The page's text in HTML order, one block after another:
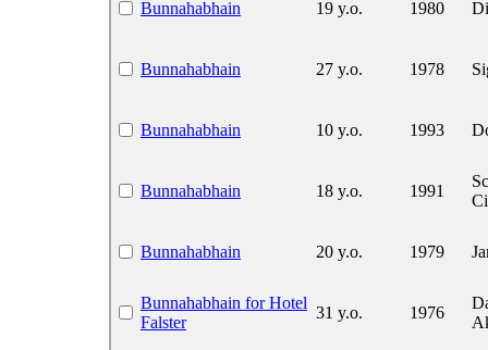
Bunnahabhain 19 y.o. 1980
Bunnahabhain 27 y.o. 1978
Bunnahabhain 10 y.o. 1993
Bunnahabhain 18 y.o. 1991
Bunnahabhain 20 y.o. 1979
Bunnahabhain for Hotel
Falster
31 y.o. 1976